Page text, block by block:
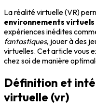
La réalité virtuelle (VR)
environnements virtuels
expériences inédites
fantastiques, jouer à des
virtuelles. Cet article vous
chez soi de manière
Définition et
virtuelle (vr)